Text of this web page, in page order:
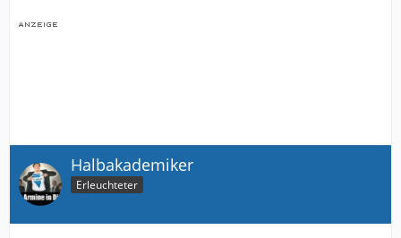
Halbakademiker
Erleuchteter